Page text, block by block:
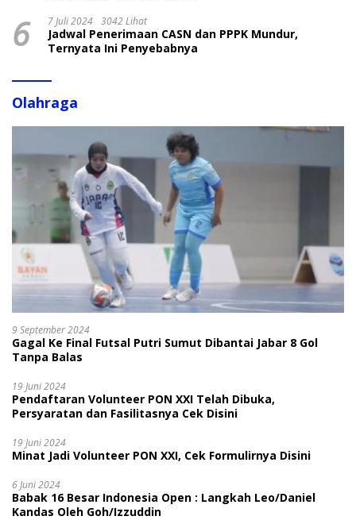
6 7 Juli 2024 3042 Lihat
Jadwal Penerimaan CASN dan PPPK Mundur,
Ternyata Ini Penyebabnya
Olahraga
9 September 2024
Gagal Ke Final Futsal Putri Sumut Dibantai Jabar 8 Gol
Tanpa Balas
19 Juni 2024
Pendaftaran Volunteer PON XXI Telah Dibuka,
Persyaratan dan Fasilitasnya Cek Disini
19 Juni 2024
Minat Jadi Volunteer PON XXI, Cek Formulirnya Disini
6 Juni 2024
Babak 16 Besar Indonesia Open : Langkah Leo/Daniel
Kandas Oleh Goh/Izzuddin